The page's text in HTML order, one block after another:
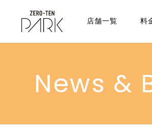
店舗一覧 料
News &